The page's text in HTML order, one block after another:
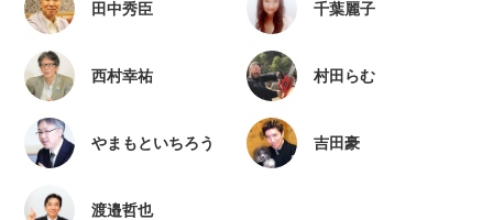
田中秀臣 千葉麗子
西村幸祐 村田らむ
やまもといちろう 吉田豪
渡邉哲也